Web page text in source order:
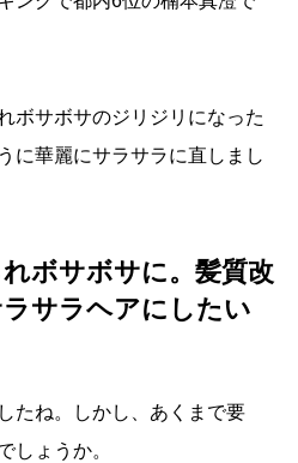
ボサボサのジリジリになった
に華麗にサラサラに直しまし
ボサボサに。髪質改
サラヘアにしたい
たね。しかし、あくまで要
しょうか。